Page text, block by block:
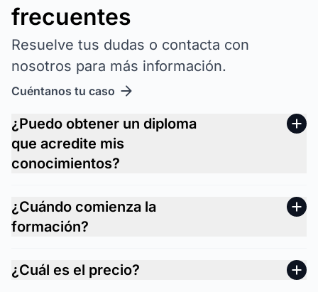
frecuentes
Resuelve tus dudas o contacta con
nosotros para más información.
Cuéntanos tu caso
¿Puedo obtener un diploma
que acredite mis
conocimientos?
¿Cuándo comienza la
formación?
¿Cuál es el precio?